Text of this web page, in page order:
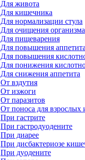
Для живота
Для кишечника
Для нормализации стула
Для очищения организма
Для пищеварения
Для повышения аппетита
Для повышения
Для понижения
Для снижения аппетита
От вздутия
От изжоги
От паразитов
От поноса для взрослых
При гастрите
При гастродуодените
При диарее
При дисбактериозе
При дуодените